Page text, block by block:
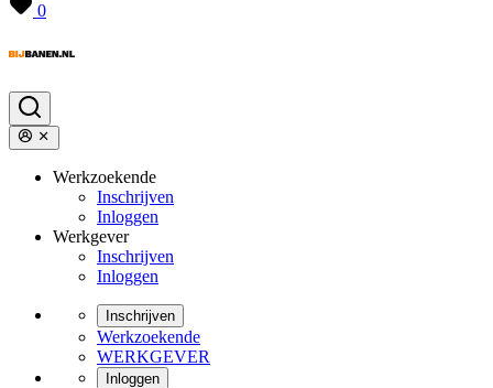
0
Werkzoekende
Inschrijven
Inloggen
Werkgever
Inschrijven
Inloggen
Inschrijven
Werkzoekende
WERKGEVER
Inloggen